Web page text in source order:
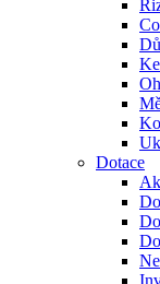
Dotace